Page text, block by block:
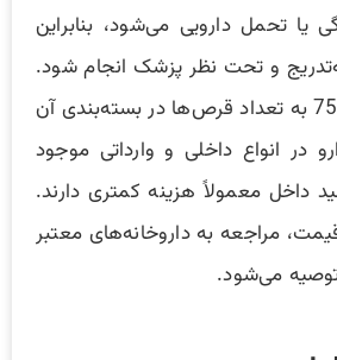
یا تحمل دارویی می‌شود، بنابراین
و تحت نظر پزشک انجام شود.
قیمت قرص لایریور 75 به تعداد قرص‌ها در بسته‌بندی آن
در انواع داخلی و وارداتی موجود
داخل معمولاً هزینه کمتری دارند.
مراجعه به داروخانه‌های معتبر
می‌شود.